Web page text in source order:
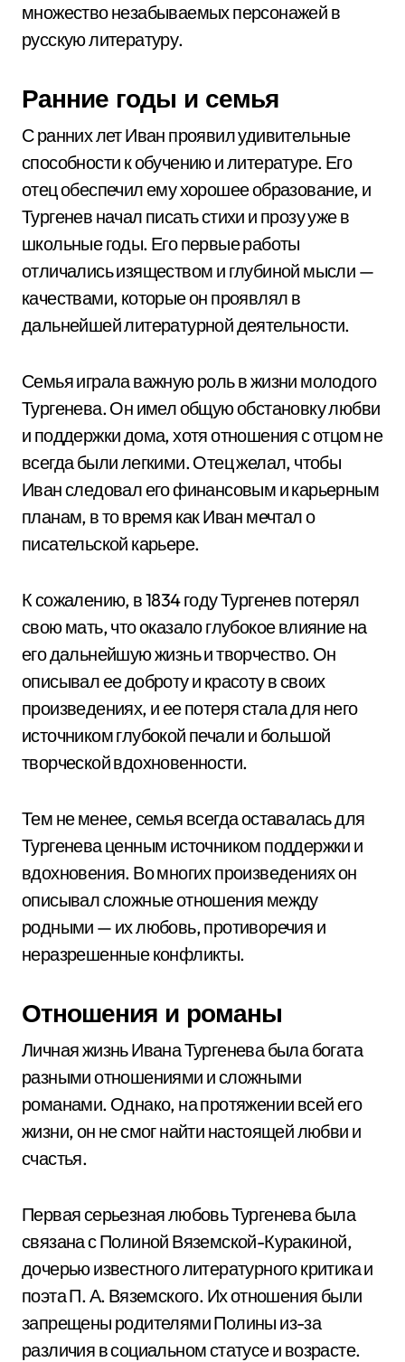
множество незабываемых персонажей в
русскую литературу.
Ранние годы и семья
С ранних лет Иван проявил удивительные
способности к обучению и литературе. Его
отец обеспечил ему хорошее образование, и
Тургенев начал писать стихи и прозу уже в
школьные годы. Его первые работы
отличались изяществом и глубиной мысли —
качествами, которые он проявлял в
дальнейшей литературной деятельности.
Семья играла важную роль в жизни молодого
Тургенева. Он имел общую обстановку любви
и поддержки дома, хотя отношения с отцом не
всегда были легкими. Отец желал, чтобы
Иван следовал его финансовым и карьерным
планам, в то время как Иван мечтал о
писательской карьере.
К сожалению, в 1834 году Тургенев потерял
свою мать, что оказало глубокое влияние на
его дальнейшую жизнь и творчество. Он
описывал ее доброту и красоту в своих
произведениях, и ее потеря стала для него
источником глубокой печали и большой
творческой вдохновенности.
Тем не менее, семья всегда оставалась для
Тургенева ценным источником поддержки и
вдохновения. Во многих произведениях он
описывал сложные отношения между
родными — их любовь, противоречия и
неразрешенные конфликты.
Отношения и романы
Личная жизнь Ивана Тургенева была богата
разными отношениями и сложными
романами. Однако, на протяжении всей его
жизни, он не смог найти настоящей любви и
счастья.
Первая серьезная любовь Тургенева была
связана с Полиной Вяземской-Куракиной,
дочерью известного литературного критика и
поэта П. А. Вяземского. Их отношения были
запрещены родителями Полины из-за
различия в социальном статусе и возрасте.